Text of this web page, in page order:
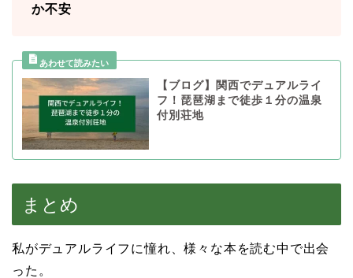
か不安
【ブログ】関西でデュアルライ
フ！琵琶湖まで徒歩１分の温泉
付別荘地
まとめ
私がデュアルライフに憧れ、様々な本を読む中で出会
った。